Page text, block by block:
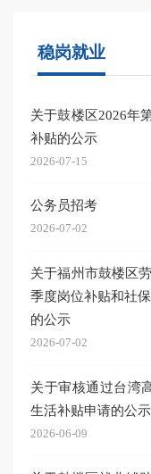
稳岗就业
关于鼓楼区2026年
补贴的公示
2026-07-15
公务员招考
2026-07-02
关于福州市鼓楼区
季度岗位补贴和社
的公示
2026-07-02
关于审核通过台湾
生活补贴申请的公示
2026-06-09